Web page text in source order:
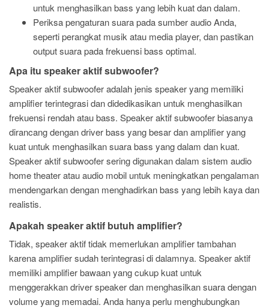
untuk menghasilkan bass yang lebih kuat dan dalam.
Periksa pengaturan suara pada sumber audio Anda,
seperti perangkat musik atau media player, dan pastikan
output suara pada frekuensi bass optimal.
Apa itu speaker aktif subwoofer?
Speaker aktif subwoofer adalah jenis speaker yang memiliki
amplifier terintegrasi dan didedikasikan untuk menghasilkan
frekuensi rendah atau bass. Speaker aktif subwoofer biasanya
dirancang dengan driver bass yang besar dan amplifier yang
kuat untuk menghasilkan suara bass yang dalam dan kuat.
Speaker aktif subwoofer sering digunakan dalam sistem audio
home theater atau audio mobil untuk meningkatkan pengalaman
mendengarkan dengan menghadirkan bass yang lebih kaya dan
realistis.
Apakah speaker aktif butuh amplifier?
Tidak, speaker aktif tidak memerlukan amplifier tambahan
karena amplifier sudah terintegrasi di dalamnya. Speaker aktif
memiliki amplifier bawaan yang cukup kuat untuk
menggerakkan driver speaker dan menghasilkan suara dengan
volume yang memadai. Anda hanya perlu menghubungkan